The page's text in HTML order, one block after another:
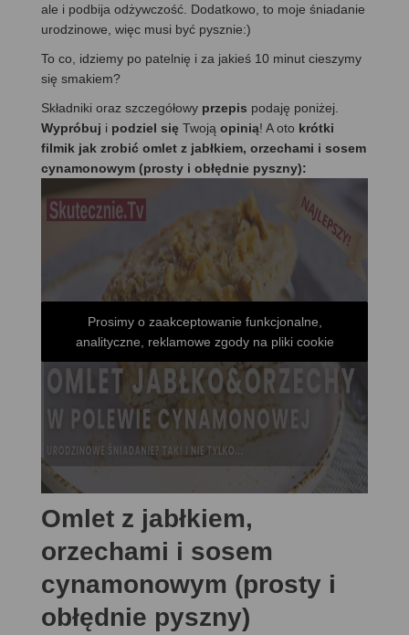
ale i podbija odżywczość. Dodatkowo, to moje śniadanie
urodzinowe, więc musi być pysznie:)
To co, idziemy po patelnię i za jakieś 10 minut cieszymy
się smakiem?
Składniki oraz szczegółowy przepis podaję poniżej.
Wypróbuj i podziel się Twoją opinią! A oto krótki
filmik jak zrobić omlet z jabłkiem, orzechami i sosem
cynamonowym (prosty i obłędnie pyszny):
Prosimy o zaakceptowanie funkcjonalne,
analityczne, reklamowe zgody na pliki cookie
Omlet z jabłkiem,
orzechami i sosem
cynamonowym (prosty i
obłędnie pyszny)